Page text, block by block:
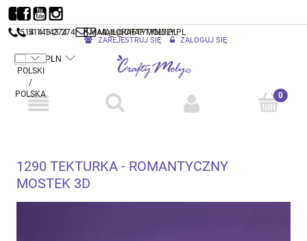
514 143 274 MAIL@CRAFTYMOLY.PL
ZAREJESTRUJ SIĘ ZALOGUJ SIĘ
514 143 274 MAIL@CRAFTYMOLY.PL
1290 TEKTURKA - ROMANTYCZNY
MOSTEK 3D